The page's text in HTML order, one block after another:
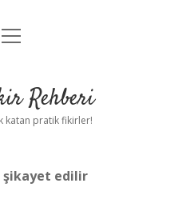
Uyarı
menüyü
Rehberi
katan pratik fikirler!
şikayet edilir